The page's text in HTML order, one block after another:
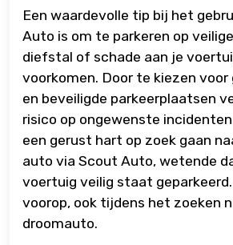
Een waardevolle tip bij het
Auto is om te parkeren op
diefstal of schade aan je
voorkomen. Door te kiezen
en beveiligde parkeerplaatsen
risico op ongewenste
een gerust hart op zoek gaan
auto via Scout Auto, wetende
voertuig veilig staat
voorop, ook tijdens het zoeken
droomauto.